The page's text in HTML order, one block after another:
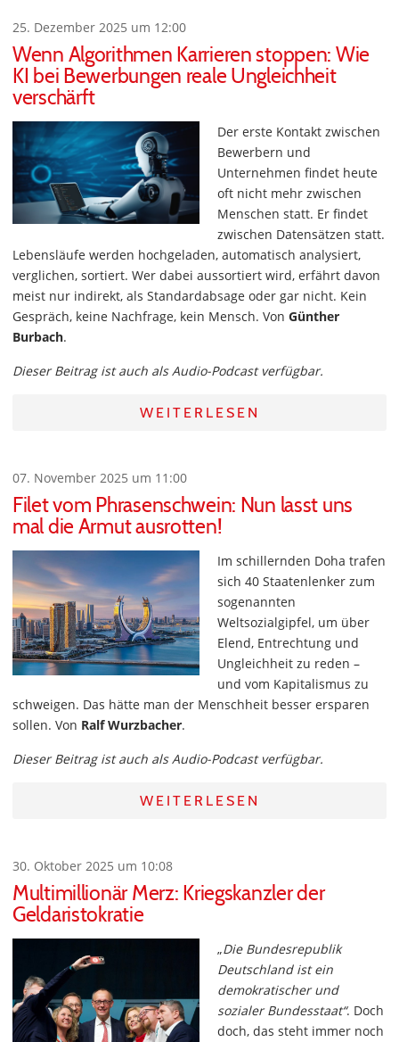
25. Dezember 2025 um 12:00
Wenn Algorithmen Karrieren stoppen: Wie
KI bei Bewerbungen reale Ungleichheit
verschärft
Der erste Kontakt zwischen
Bewerbern und
Unternehmen findet heute
oft nicht mehr zwischen
Menschen statt. Er findet
zwischen Datensätzen statt.
Lebensläufe werden hochgeladen, automatisch analysiert,
verglichen, sortiert. Wer dabei aussortiert wird, erfährt davon
meist nur indirekt, als Standardabsage oder gar nicht. Kein
Gespräch, keine Nachfrage, kein Mensch. Von Günther
Burbach.
Dieser Beitrag ist auch als Audio-Podcast verfügbar.
WEITERLESEN
07. November 2025 um 11:00
Filet vom Phrasenschwein: Nun lasst uns
mal die Armut ausrotten!
Im schillernden Doha trafen
sich 40 Staatenlenker zum
sogenannten
Weltsozialgipfel, um über
Elend, Entrechtung und
Ungleichheit zu reden –
und vom Kapitalismus zu
schweigen. Das hätte man der Menschheit besser ersparen
sollen. Von Ralf Wurzbacher.
Dieser Beitrag ist auch als Audio-Podcast verfügbar.
WEITERLESEN
30. Oktober 2025 um 10:08
Multimillionär Merz: Kriegskanzler der
Geldaristokratie
„Die Bundesrepublik
Deutschland ist ein
demokratischer und
sozialer Bundesstaat“. Doch
doch, das steht immer noch